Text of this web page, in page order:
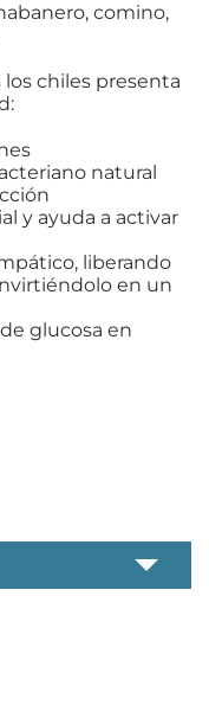
comino,
chiles presenta
natural
y ayuda a activar
liberando
en un
glucosa en